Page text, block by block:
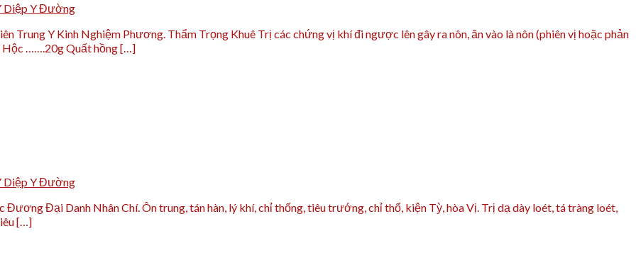
Diệp Y Đường
Trung Y Kinh Nghiệm Phương. Thẩm Trọng Khuê Trị các chứng vị khí đi ngược lên gây ra nôn, ăn vào là nôn (phiên vị hoặc phản
Hộc …….20g Quất hồng […]
Diệp Y Đường
Đại Danh Nhân Chí. Ôn trung, tán hàn, lý khí, chỉ thống, tiêu trướng, chỉ thổ, kiện Tỳ, hòa Vị. Trị dạ dày loét, tá tràng loét,
[…]